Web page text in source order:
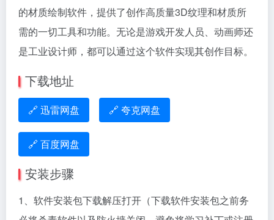
的材质绘制软件，提供了创作高质量3D纹理和材质所
需的一切工具和功能。无论是游戏开发人员、动画师还
是工业设计师，都可以通过这个软件实现其创作目标。
下载地址
🔗 迅雷网盘 🔗 夸克网盘
🔗 百度网盘
安装步骤
1、软件安装包下载解压打开（下载软件安装包之前务